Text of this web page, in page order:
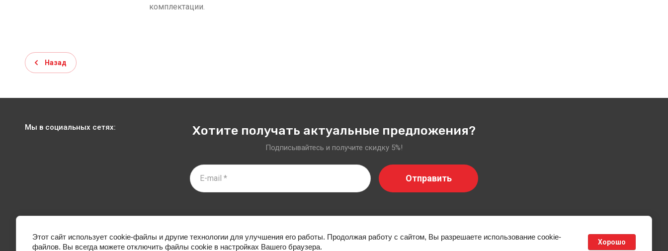
комплектации.
Назад
Мы в социальных сетях: Хотите получать актуальные предложения?
Подписывайтесь и получите скидку 5%!
Отправить
МАГАЗИН О КОМПАНИИ НОВОСТИ ОПЛАТА ДОСТАВКА КОНТАКТЫ РЕГИСТРАЦИЯ
Этот сайт использует cookie-файлы и другие технологии для улучшения его работы. Продолжая работу с сайтом, Вы разрешаете использование cookie-
файлов. Вы всегда можете отключить файлы cookie в настройках Вашего браузера.
Хорошо